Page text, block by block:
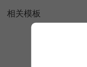
相关模板